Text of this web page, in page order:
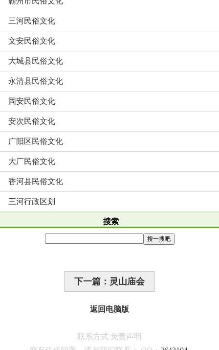
三河民俗文化
文安民俗文化
大城县民俗文化
永清县民俗文化
固安民俗文化
安次民俗文化
广阳区民俗文化
大厂民俗文化
香河县民俗文化
三河行政区划
搜索
下一篇：灵山庙会
返回电脑版
联系方式 免责声明